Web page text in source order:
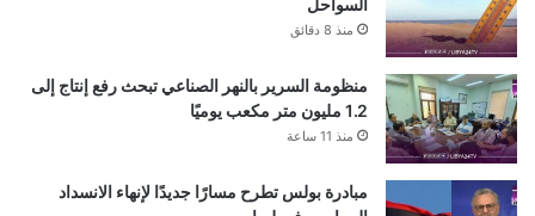
منذ 8 دقائق
منظومة السرير بالنهر الصناعي تبحث رفع إنتاج إلى
1.2 مليون متر مكعب يوميًا
منذ 11 ساعة
مبادرة بولس تطرح مسارًا جديدًا لإنهاء الانسداد